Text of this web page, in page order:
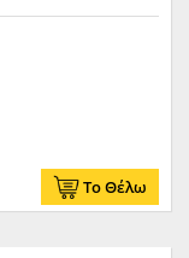
Το Θέλω